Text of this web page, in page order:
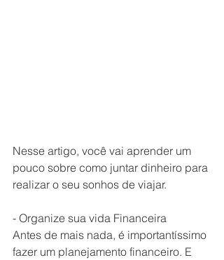
Nesse artigo, você vai aprender um
pouco sobre como juntar dinheiro para
realizar o seu sonhos de viajar.
- Organize sua vida Financeira
Antes de mais nada, é importantíssimo
fazer um planejamento financeiro. E